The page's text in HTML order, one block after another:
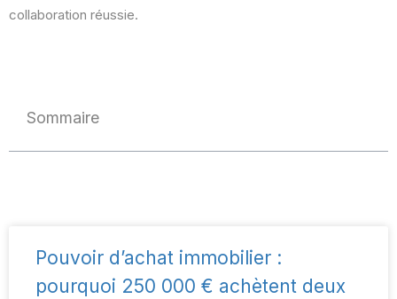
collaboration réussie.
Sommaire
Pouvoir d’achat immobilier :
pourquoi 250 000 € achètent deux